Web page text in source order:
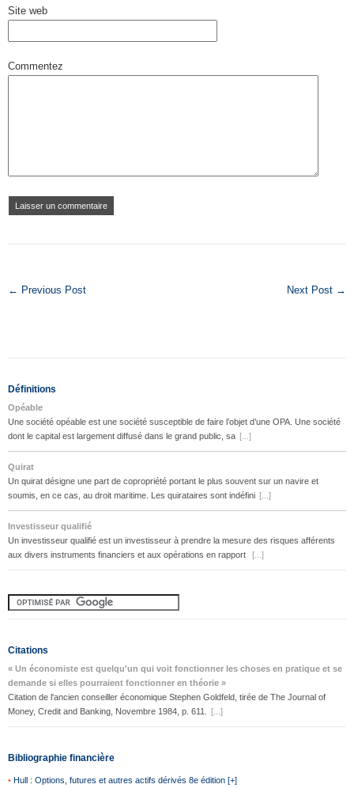
Site web
Commentez
← Previous Post Next Post →
Définitions
Opéable
Une société opéable est une société susceptible de faire l’objet d’une OPA. Une société
dont le capital est largement diffusé dans le grand public, sa [...]
Quirat
Un quirat désigne une part de copropriété portant le plus souvent sur un navire et
soumis, en ce cas, au droit maritime. Les quirataires sont indéfini [...]
Investisseur qualifié
Un investisseur qualifié est un investisseur à prendre la mesure des risques afférents
aux divers instruments financiers et aux opérations en rapport
[...]
Citations
« Un économiste est quelqu'un qui voit fonctionner les choses en pratique et se
demande si elles pourraient fonctionner en théorie »
Citation de l'ancien conseiller économique Stephen Goldfeld, tirée de The Journal of
Money, Credit and Banking, Novembre 1984, p. 611.
[...]
Bibliographie financière
• Hull : Options, futures et autres actifs dérivés 8e édition [+]